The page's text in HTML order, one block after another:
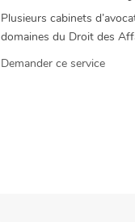
Plusieurs cabinets
domaines du Droit des
Demander ce service